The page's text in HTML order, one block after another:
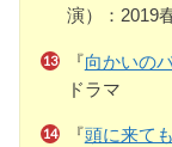
演）：2019
『向かいの
ドラマ
『頭に来て